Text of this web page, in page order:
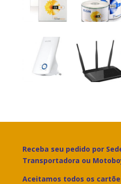
Receba seu pedido por
Transportadora ou
Aceitamos todos os